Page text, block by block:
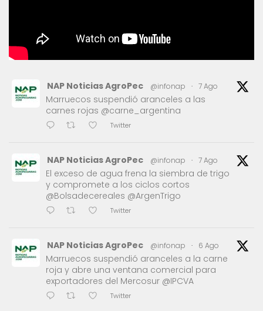
NAP Noticias AgroPec @infonap · 7 Ago
Marruecos suspendió aranceles a las
carnes rojas @carne_argentina
Twitter
NAP Noticias AgroPec @infonap · 7 Ago
El exceso de agua frena la siembra de trigo
y compromete a los ciclos cortos
@Bolsadecereales @ArgenTrigo
Twitter
NAP Noticias AgroPec @infonap · 6 Ago
Marruecos suspendió aranceles a la carne
roja y abre una ventana comercial para
exportadores del Mercosur @IPCVA
Twitter